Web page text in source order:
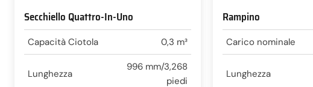
Secchiello Quattro-In-Uno
Capacità Ciotola 0,3 m³
Lunghezza
996 mm/3,268
piedi
Rampino
Carico nominale
Lunghezza